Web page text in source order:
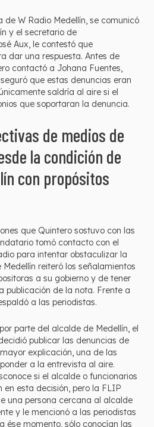
de W Radio Medellín, se comunicó
y el secretario de
Aux, le contestó que
dar una respuesta. Antes de
contactó a Johana Fuentes,
que estas denuncias eran
saldría al aire si el
que soportaran la denuncia.
de medios de
la condición de
con propósitos
que Quintero sostuvo con las
tomó contacto con el
para intentar obstaculizar la
reiteró los señalamientos
a su gobierno y de tener
publicación de la nota. Frente a
a las periodistas.
parte del alcalde de Medellín, el
publicar las denuncias de
explicación, una de las
a la entrevista al aire.
si el alcalde o funcionarios
esta decisión, pero la FLIP
una persona cercana al alcalde
y le mencionó a las periodistas
ése momento, sólo conocían las